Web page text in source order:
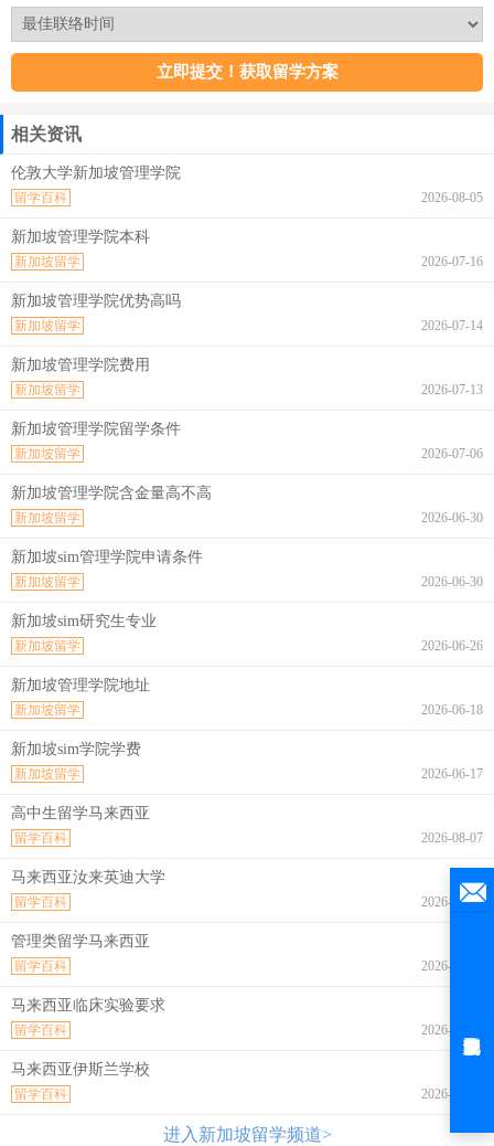
相关资讯
伦敦大学新加坡管理学院
2026-08-05
留学百科
新加坡管理学院本科
2026-07-16
新加坡留学
新加坡管理学院优势高吗
2026-07-14
新加坡留学
新加坡管理学院费用
2026-07-13
新加坡留学
新加坡管理学院留学条件
2026-07-06
新加坡留学
新加坡管理学院含金量高不高
2026-06-30
新加坡留学
新加坡sim管理学院申请条件
2026-06-30
新加坡留学
新加坡sim研究生专业
2026-06-26
新加坡留学
新加坡管理学院地址
2026-06-18
新加坡留学
新加坡sim学院学费
2026-06-17
新加坡留学
高中生留学马来西亚
2026-08-07
留学百科
马来西亚汝来英迪大学
2026-08-07
留学百科
管理类留学马来西亚
2026-08-07
留学百科
马来西亚临床实验要求
2026-08-07
留学百科
马来西亚伊斯兰学校
2026-08-07
留学百科
进入新加坡留学频道>